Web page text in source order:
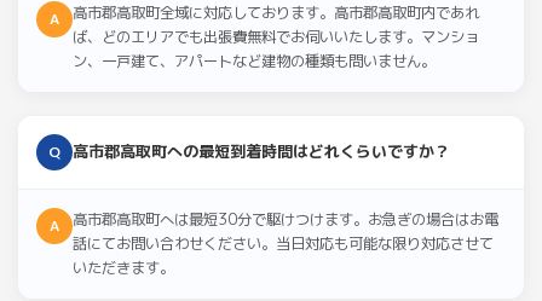
A
高市郡高取町全域に対応しております。高市郡高取町内であれ
ば、どのエリアでも出張費無料でお伺いいたします。マンショ
ン、一戸建て、アパートなど建物の種類も問いません。
Q 高市郡高取町への最短到着時間はどれくらいですか？
A
高市郡高取町へは最短30分で駆けつけます。お急ぎの場合はお電
話にてお問い合わせください。当日対応も可能な限り対応させて
いただきます。